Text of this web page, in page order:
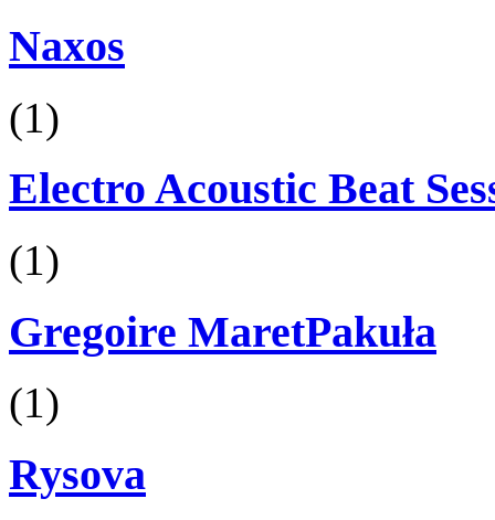
Naxos
(1)
Electro Acoustic Beat
(1)
Gregoire MaretPakuła
(1)
Rysova